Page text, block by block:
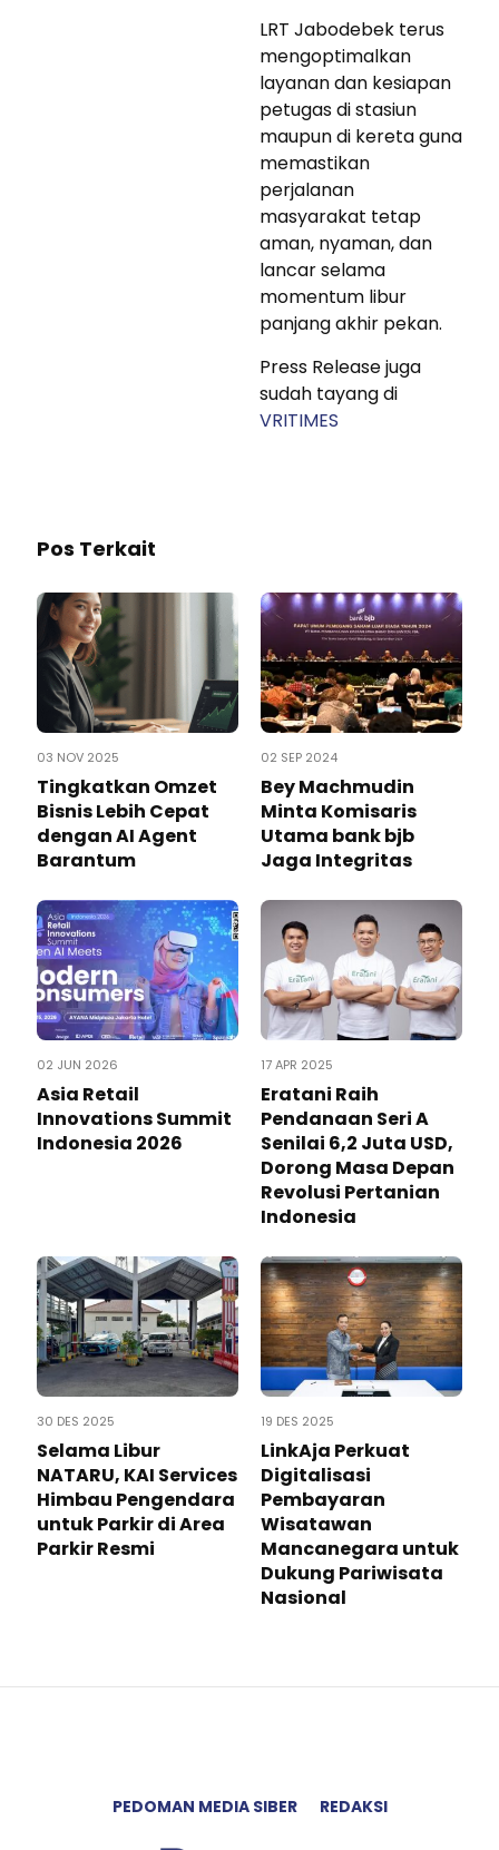
LRT Jabodebek terus
mengoptimalkan
layanan dan kesiapan
petugas di stasiun
maupun di kereta guna
memastikan
perjalanan
masyarakat tetap
aman, nyaman, dan
lancar selama
momentum libur
panjang akhir pekan.
Press Release juga
sudah tayang di
VRITIMES
Pos Terkait
03 NOV 2025
Tingkatkan Omzet
Bisnis Lebih Cepat
dengan AI Agent
Barantum
02 SEP 2024
Bey Machmudin
Minta Komisaris
Utama bank bjb
Jaga Integritas
02 JUN 2026
Asia Retail
Innovations Summit
Indonesia 2026
17 APR 2025
Eratani Raih
Pendanaan Seri A
Senilai 6,2 Juta USD,
Dorong Masa Depan
Revolusi Pertanian
Indonesia
30 DES 2025
Selama Libur
NATARU, KAI Services
Himbau Pengendara
untuk Parkir di Area
Parkir Resmi
19 DES 2025
LinkAja Perkuat
Digitalisasi
Pembayaran
Wisatawan
Mancanegara untuk
Dukung Pariwisata
Nasional
PEDOMAN MEDIA SIBER REDAKSI